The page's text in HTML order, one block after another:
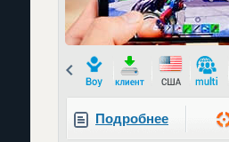
Prev
Подробнее